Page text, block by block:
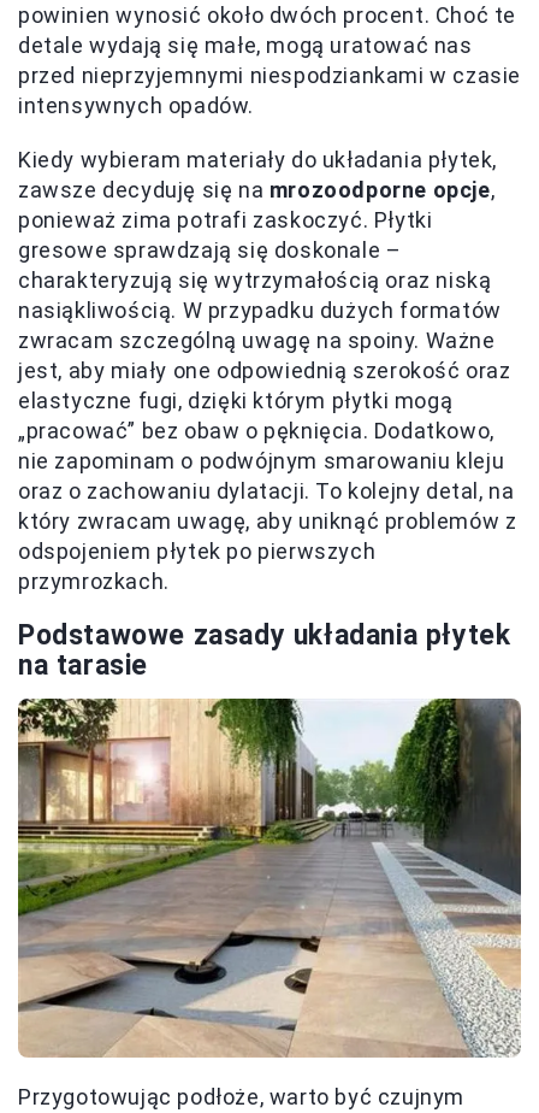
powinien wynosić około dwóch procent. Choć te
detale wydają się małe, mogą uratować nas
przed nieprzyjemnymi niespodziankami w czasie
intensywnych opadów.
Kiedy wybieram materiały do układania płytek,
zawsze decyduję się na mrozoodporne opcje,
ponieważ zima potrafi zaskoczyć. Płytki
gresowe sprawdzają się doskonale –
charakteryzują się wytrzymałością oraz niską
nasiąkliwością. W przypadku dużych formatów
zwracam szczególną uwagę na spoiny. Ważne
jest, aby miały one odpowiednią szerokość oraz
elastyczne fugi, dzięki którym płytki mogą
„pracować” bez obaw o pęknięcia. Dodatkowo,
nie zapominam o podwójnym smarowaniu kleju
oraz o zachowaniu dylatacji. To kolejny detal, na
który zwracam uwagę, aby uniknąć problemów z
odspojeniem płytek po pierwszych
przymrozkach.
Podstawowe zasady układania płytek
na tarasie
Przygotowując podłoże, warto być czujnym